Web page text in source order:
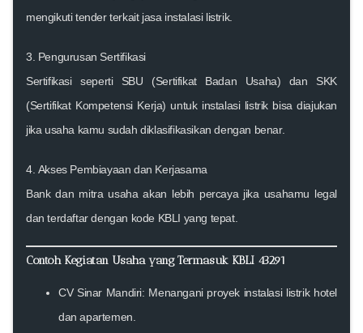
mengikuti tender terkait jasa instalasi listrik.
3. Pengurusan Sertifikasi
Sertifikasi seperti SBU (Sertifikat Badan Usaha) dan SKK
(Sertifikat Kompetensi Kerja) untuk instalasi listrik bisa diajukan
jika usaha kamu sudah diklasifikasikan dengan benar.
4. Akses Pembiayaan dan Kerjasama
Bank dan mitra usaha akan lebih percaya jika usahamu legal
dan terdaftar dengan kode KBLI yang tepat.
Contoh Kegiatan Usaha yang Termasuk KBLI 43291
CV Sinar Mandiri: Menangani proyek instalasi listrik hotel
dan apartemen.